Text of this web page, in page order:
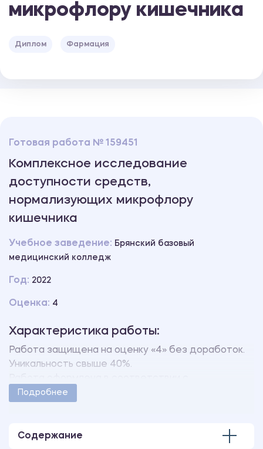
микрофлору кишечника
Диплом Фармация
Готовая работа № 159451
Комплексное исследование
доступности средств,
нормализующих микрофлору
кишечника
Учебное заведение: Брянский базовый
медицинский колледж
Год: 2022
Оценка: 4
Характеристика работы:
Работа защищена на оценку «4» без доработок.
Уникальность свыше 40%.
методическими указаниями учебного заведения.
приложение:
Подробнее
Содержание